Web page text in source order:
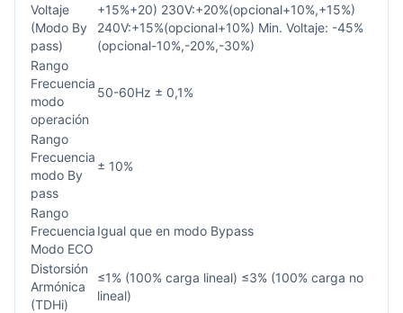
Voltaje
(Modo By
pass)
+15%+20) 230V:+20%(opcional+10%,+15%)
240V:+15%(opcional+10%) Min. Voltaje: -45%
(opcional-10%,-20%,-30%)
Rango
Frecuencia
modo
operación
50-60Hz ± 0,1%
Rango
Frecuencia
modo By
pass
± 10%
Rango
Frecuencia
Modo ECO
Igual que en modo Bypass
Distorsión
Armónica
(TDHi)
≤1% (100% carga lineal) ≤3% (100% carga no
lineal)